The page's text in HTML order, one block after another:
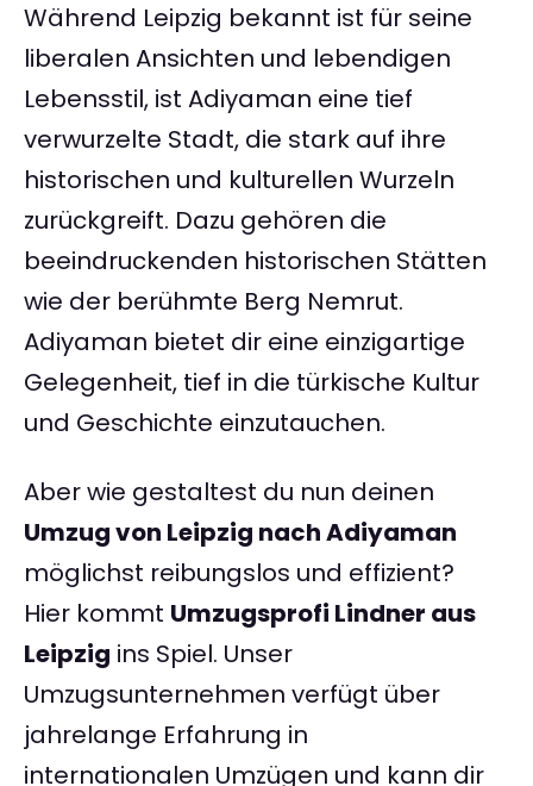
Während Leipzig bekannt ist für seine
liberalen Ansichten und lebendigen
Lebensstil, ist Adiyaman eine tief
verwurzelte Stadt, die stark auf ihre
historischen und kulturellen Wurzeln
zurückgreift. Dazu gehören die
beeindruckenden historischen Stätten
wie der berühmte Berg Nemrut.
Adiyaman bietet dir eine einzigartige
Gelegenheit, tief in die türkische Kultur
und Geschichte einzutauchen.
Aber wie gestaltest du nun deinen
Umzug von Leipzig nach Adiyaman
möglichst reibungslos und effizient?
Hier kommt Umzugsprofi Lindner aus
Leipzig ins Spiel. Unser
Umzugsunternehmen verfügt über
jahrelange Erfahrung in
internationalen Umzügen und kann dir